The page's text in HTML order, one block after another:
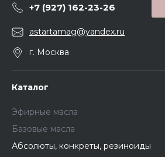
+7 (927) 162-23-26
astartamag@yandex.ru
г. Москва
Каталог
Эфирные масла
Базовые масла
Абсолюты, конкреты, резиноиды